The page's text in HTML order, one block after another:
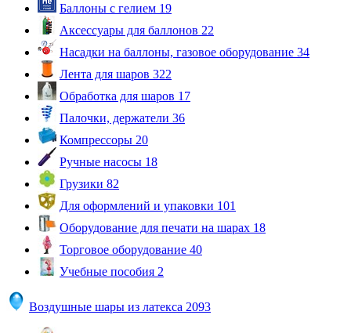
Баллоны с гелием 19
Аксессуары для баллонов 22
Насадки на баллоны, газовое оборудование 34
Лента для шаров 322
Обработка для шаров 17
Палочки, держатели 36
Компрессоры 20
Ручные насосы 18
Грузики 82
Для оформлений и упаковки 101
Оборудование для печати на шарах 18
Торговое оборудование 40
Учебные пособия 2
Воздушные шары из латекса 2093